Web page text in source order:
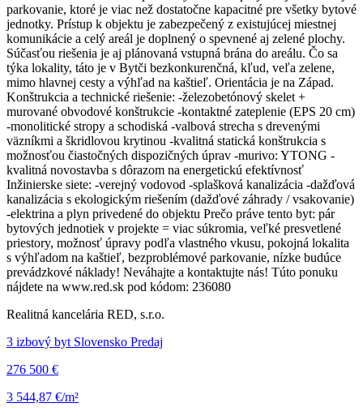
parkovanie, ktoré je viac než dostatočne kapacitné pre všetky bytové
jednotky. Prístup k objektu je zabezpečený z existujúcej miestnej
komunikácie a celý areál je doplnený o spevnené aj zelené plochy.
Súčasťou riešenia je aj plánovaná vstupná brána do areálu. Čo sa
týka lokality, táto je v Bytči bezkonkurenčná, kľud, veľa zelene,
mimo hlavnej cesty a výhľad na kaštieľ. Orientácia je na Západ.
Konštrukcia a technické riešenie: -železobetónový skelet +
murované obvodové konštrukcie -kontaktné zateplenie (EPS 20 cm)
-monolitické stropy a schodiská -valbová strecha s drevenými
väzníkmi a škridlovou krytinou -kvalitná statická konštrukcia s
možnosťou čiastočných dispozičných úprav -murivo: YTONG -
kvalitná novostavba s dôrazom na energetickú efektívnosť
Inžinierske siete: -verejný vodovod -splašková kanalizácia -dažďová
kanalizácia s ekologickým riešením (dažďové záhrady / vsakovanie)
-elektrina a plyn privedené do objektu Prečo práve tento byt: pár
bytových jednotiek v projekte = viac súkromia, veľké presvetlené
priestory, možnosť úpravy podľa vlastného vkusu, pokojná lokalita
s výhľadom na kaštieľ, bezproblémové parkovanie, nízke budúce
prevádzkové náklady! Neváhajte a kontaktujte nás! Túto ponuku
nájdete na www.red.sk pod kódom: 236080
Realitná kancelária RED, s.r.o.
3 izbový byt Slovensko Predaj
276 500 €
3 544,87 €/m²